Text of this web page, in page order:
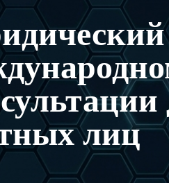
лиц